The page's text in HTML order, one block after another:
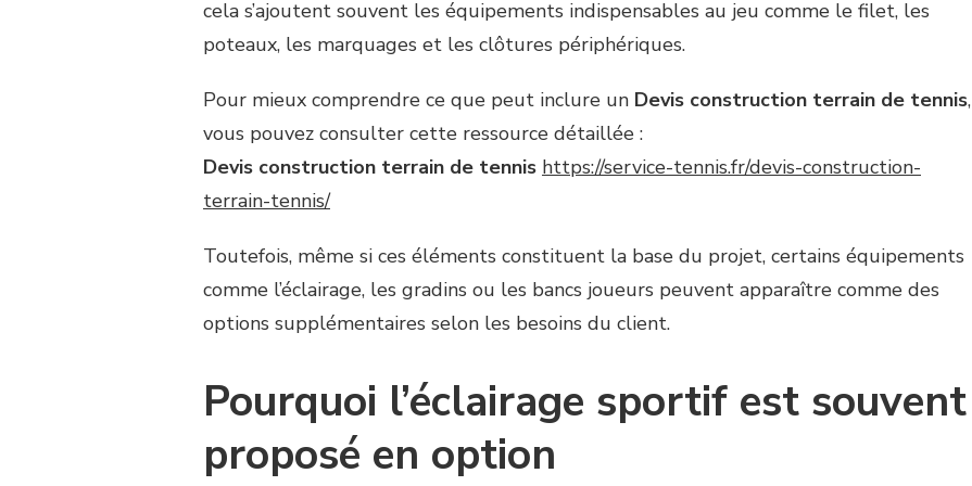
cela s’ajoutent souvent les équipements indispensables au jeu comme le filet, les
poteaux, les marquages et les clôtures périphériques.
Pour mieux comprendre ce que peut inclure un Devis construction terrain de tennis,
vous pouvez consulter cette ressource détaillée :
Devis construction terrain de tennis https://service-tennis.fr/devis-construction-
terrain-tennis/
Toutefois, même si ces éléments constituent la base du projet, certains équipements
comme l’éclairage, les gradins ou les bancs joueurs peuvent apparaître comme des
options supplémentaires selon les besoins du client.
Pourquoi l’éclairage sportif est souvent
proposé en option